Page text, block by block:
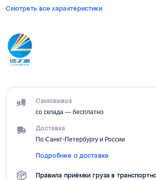
Смотреть все характеристики
Самовывоз
со склада — бесплатно
Доставка
По Санкт-Петербургу и России
Подробнее о доставке
Правила приёмки груза в